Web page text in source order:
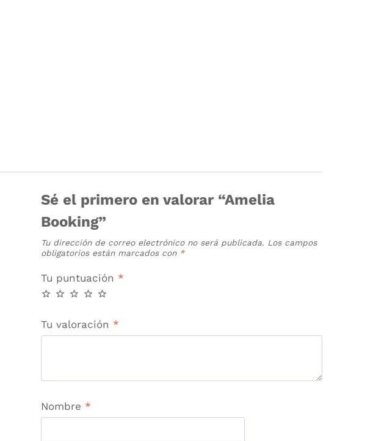
Sé el primero en valorar “Amelia
Booking”
Tu dirección de correo electrónico no será publicada. Los campos
obligatorios están marcados con *
Tu puntuación *
Tu valoración *
Nombre *